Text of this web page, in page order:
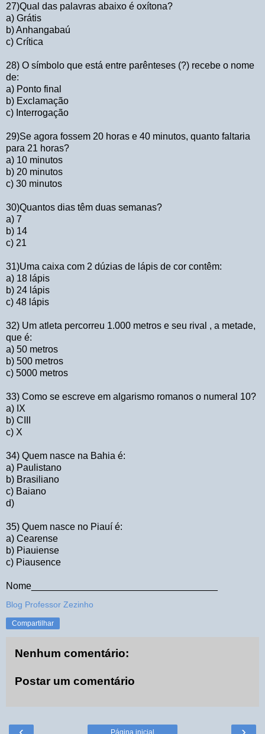
27)Qual das palavras abaixo é oxítona?
a) Grátis
b) Anhangabaú
c) Crítica
28) O símbolo que está entre parênteses (?) recebe o nome
de:
a) Ponto final
b) Exclamação
c) Interrogação
29)Se agora fossem 20 horas e 40 minutos, quanto faltaria
para 21 horas?
a) 10 minutos
b) 20 minutos
c) 30 minutos
30)Quantos dias têm duas semanas?
a) 7
b) 14
c) 21
31)Uma caixa com 2 dúzias de lápis de cor contêm:
a) 18 lápis
b) 24 lápis
c) 48 lápis
32) Um atleta percorreu 1.000 metros e seu rival , a metade,
que é:
a) 50 metros
b) 500 metros
c) 5000 metros
33) Como se escreve em algarismo romanos o numeral 10?
a) IX
b) CIII
c) X
34) Quem nasce na Bahia é:
a) Paulistano
b) Brasiliano
c) Baiano
d)
35) Quem nasce no Piauí é:
a) Cearense
b) Piauiense
c) Piausence
Nome___________________________________
Blog Professor Zezinho
Compartilhar
Nenhum comentário:
Postar um comentário
Página inicial